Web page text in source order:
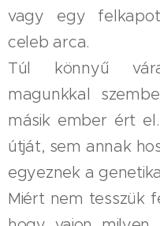
vagy egy
celeb arca.
Túl könnyű
magunkkal
másik ember ért
útját, sem annak
egyeznek a
Miért nem tesszük